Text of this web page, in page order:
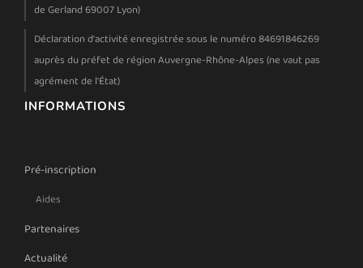
de Gerland 69007 Lyon)
Déclaration d'activité enregistrée sous le numéro 84691846269
auprès du préfet de région Auvergne-Rhône-Alpes (ne vaut pas
agrément de l'État)
INFORMATIONS
Pré-inscription
Aides
Partenaires
Actualité